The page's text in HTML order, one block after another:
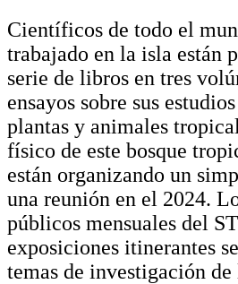
Científicos de todo el
trabajado en la isla están
serie de libros en tres
ensayos sobre sus
plantas y animales
físico de este bosque
están organizando un
una reunión en el 2024.
públicos mensuales del
exposiciones itinerantes
temas de investigación